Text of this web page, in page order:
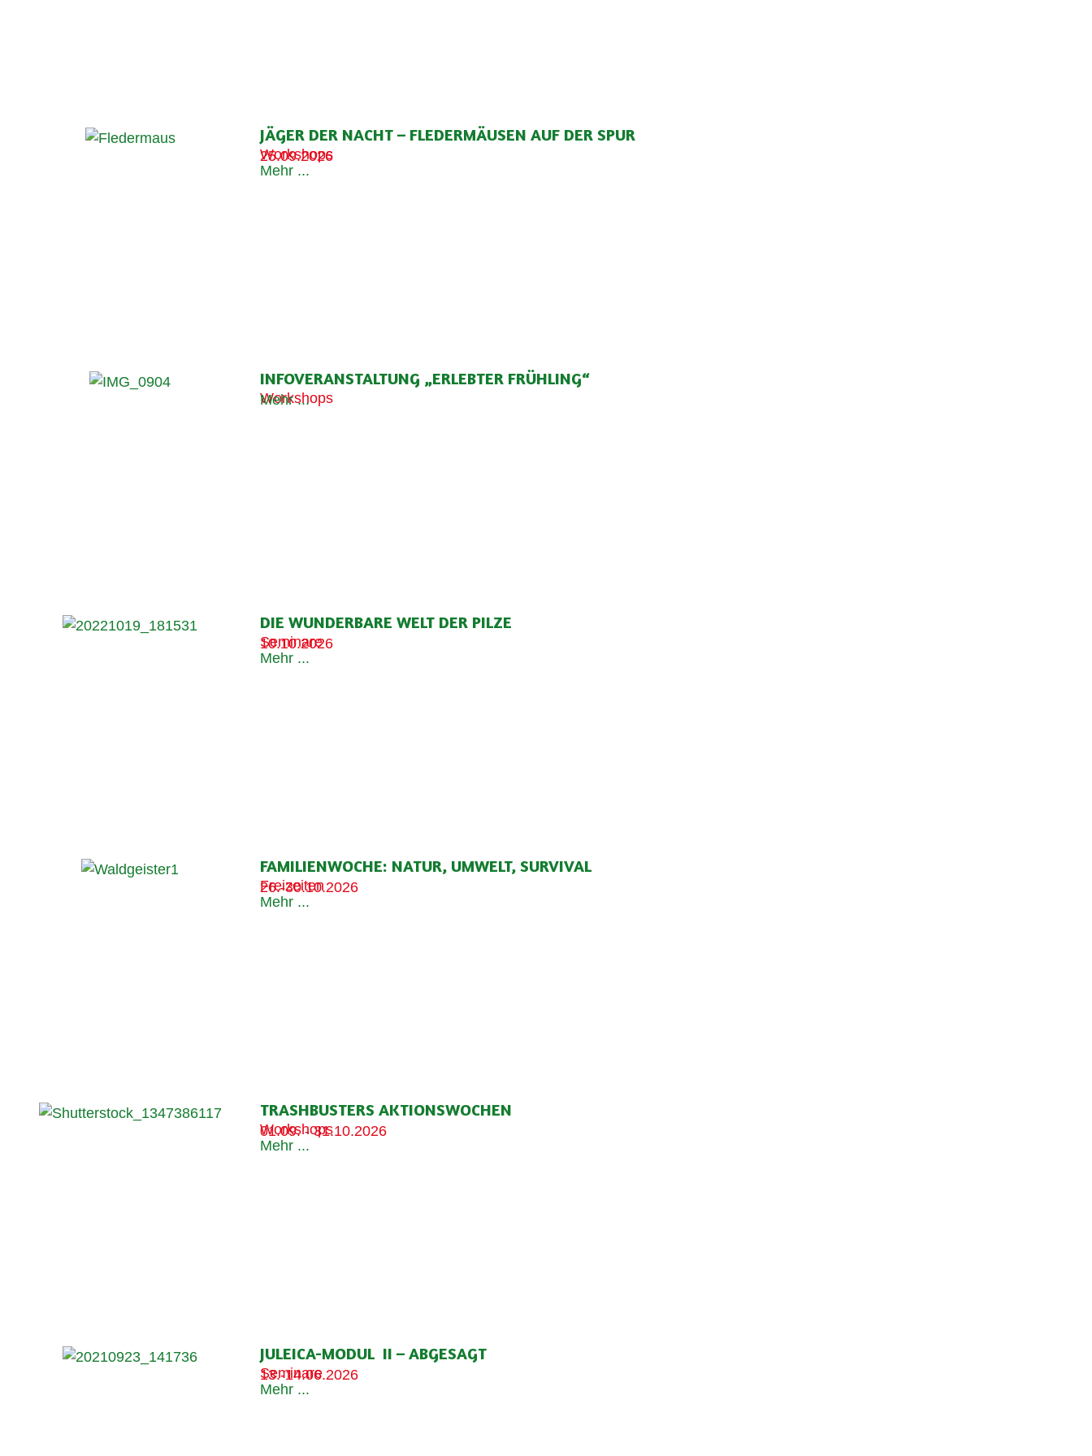
JÄGER DER NACHT – FLEDERMÄUSEN AUF DER SPUR
Workshops
25.09.2026
Mehr ...
INFOVERANSTALTUNG „ERLEBTER FRÜHLING“
Workshops
Mehr ...
DIE WUNDERBARE WELT DER PILZE
Seminare
10.10.2026
Mehr ...
FAMILIENWOCHE: NATUR, UMWELT, SURVIVAL
Freizeiten
26.-30.10.2026
Mehr ...
TRASHBUSTERS AKTIONSWOCHEN
Workshops
01.09. - 31.10.2026
Mehr ...
JULEICA-MODUL II – ABGESAGT
Seminare
13.-14.06.2026
Mehr ...